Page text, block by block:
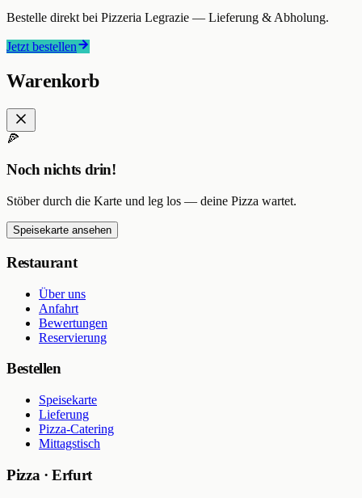
Bestelle direkt bei Pizzeria Legrazie — Lieferung & Abholung.
Jetzt bestellen
Warenkorb
🍕
Noch nichts drin!
Stöber durch die Karte und leg los — deine Pizza wartet.
Speisekarte ansehen
Restaurant
Über uns
Anfahrt
Bewertungen
Reservierung
Bestellen
Speisekarte
Lieferung
Pizza-Catering
Mittagstisch
Pizza · Erfurt